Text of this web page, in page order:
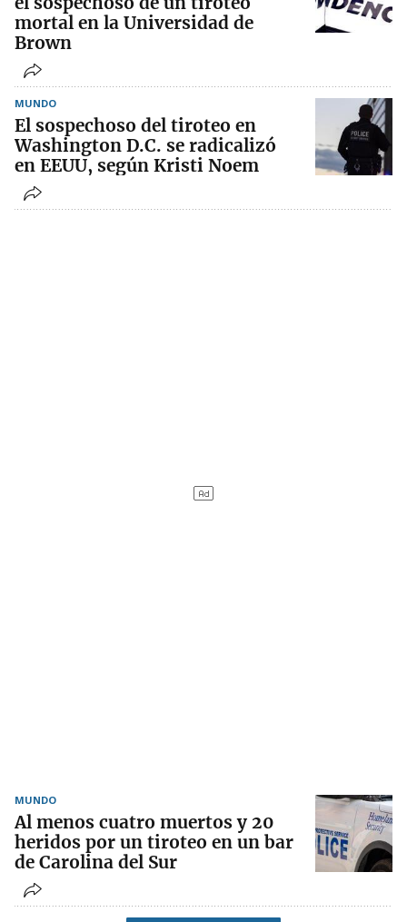
mortal en la Universidad de
Brown
MUNDO
El sospechoso del tiroteo en
Washington D.C. se radicalizó
en EEUU, según Kristi Noem
MUNDO
Al menos cuatro muertos y 20
heridos por un tiroteo en un bar
de Carolina del Sur